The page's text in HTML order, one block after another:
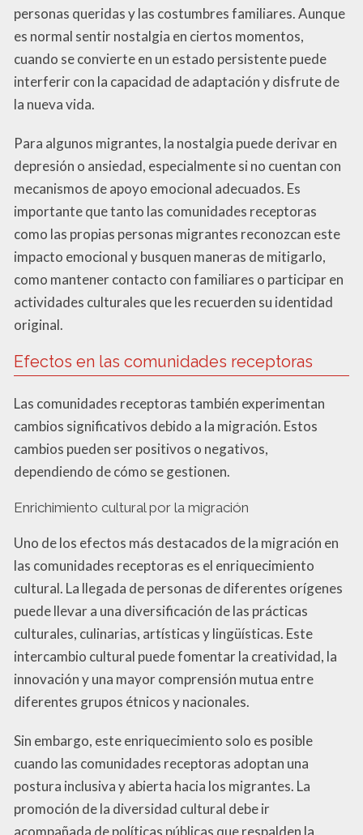
personas queridas y las costumbres familiares. Aunque
es normal sentir nostalgia en ciertos momentos,
cuando se convierte en un estado persistente puede
interferir con la capacidad de adaptación y disfrute de
la nueva vida.
Para algunos migrantes, la nostalgia puede derivar en
depresión o ansiedad, especialmente si no cuentan con
mecanismos de apoyo emocional adecuados. Es
importante que tanto las comunidades receptoras
como las propias personas migrantes reconozcan este
impacto emocional y busquen maneras de mitigarlo,
como mantener contacto con familiares o participar en
actividades culturales que les recuerden su identidad
original.
Efectos en las comunidades receptoras
Las comunidades receptoras también experimentan
cambios significativos debido a la migración. Estos
cambios pueden ser positivos o negativos,
dependiendo de cómo se gestionen.
Enrichimiento cultural por la migración
Uno de los efectos más destacados de la migración en
las comunidades receptoras es el enriquecimiento
cultural. La llegada de personas de diferentes orígenes
puede llevar a una diversificación de las prácticas
culturales, culinarias, artísticas y lingüísticas. Este
intercambio cultural puede fomentar la creatividad, la
innovación y una mayor comprensión mutua entre
diferentes grupos étnicos y nacionales.
Sin embargo, este enriquecimiento solo es posible
cuando las comunidades receptoras adoptan una
postura inclusiva y abierta hacia los migrantes. La
promoción de la diversidad cultural debe ir
acompañada de políticas públicas que respalden la